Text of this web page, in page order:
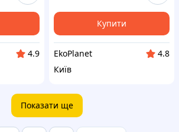
4.9
Купити
EkoPlanet
4.8
Київ
Показати ще